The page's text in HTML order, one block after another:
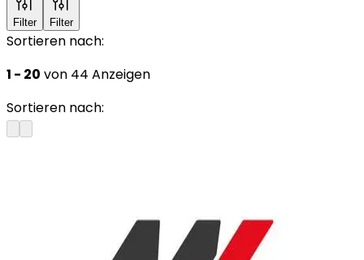
Filter Filter
Sortieren nach:
1 - 20 von 44 Anzeigen
Sortieren nach: